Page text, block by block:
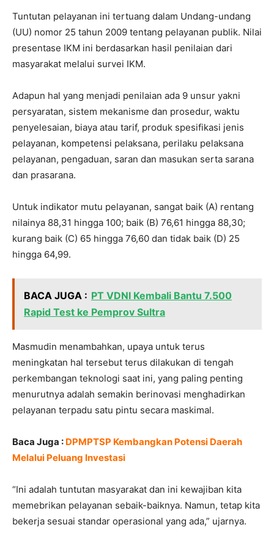
Tuntutan pelayanan ini tertuang dalam Undang-undang
(UU) nomor 25 tahun 2009 tentang pelayanan publik. Nilai
presentase IKM ini berdasarkan hasil penilaian dari
masyarakat melalui survei IKM.
Adapun hal yang menjadi penilaian ada 9 unsur yakni
persyaratan, sistem mekanisme dan prosedur, waktu
penyelesaian, biaya atau tarif, produk spesifikasi jenis
pelayanan, kompetensi pelaksana, perilaku pelaksana
pelayanan, pengaduan, saran dan masukan serta sarana
dan prasarana.
Untuk indikator mutu pelayanan, sangat baik (A) rentang
nilainya 88,31 hingga 100; baik (B) 76,61 hingga 88,30;
kurang baik (C) 65 hingga 76,60 dan tidak baik (D) 25
hingga 64,99.
BACA JUGA : PT VDNI Kembali Bantu 7.500
Rapid Test ke Pemprov Sultra
Masmudin menambahkan, upaya untuk terus
meningkatan hal tersebut terus dilakukan di tengah
perkembangan teknologi saat ini, yang paling penting
menurutnya adalah semakin berinovasi menghadirkan
pelayanan terpadu satu pintu secara maskimal.
Baca Juga : DPMPTSP Kembangkan Potensi Daerah
Melalui Peluang Investasi
“Ini adalah tuntutan masyarakat dan ini kewajiban kita
memebrikan pelayanan sebaik-baiknya. Namun, tetap kita
bekerja sesuai standar operasional yang ada,” ujarnya.